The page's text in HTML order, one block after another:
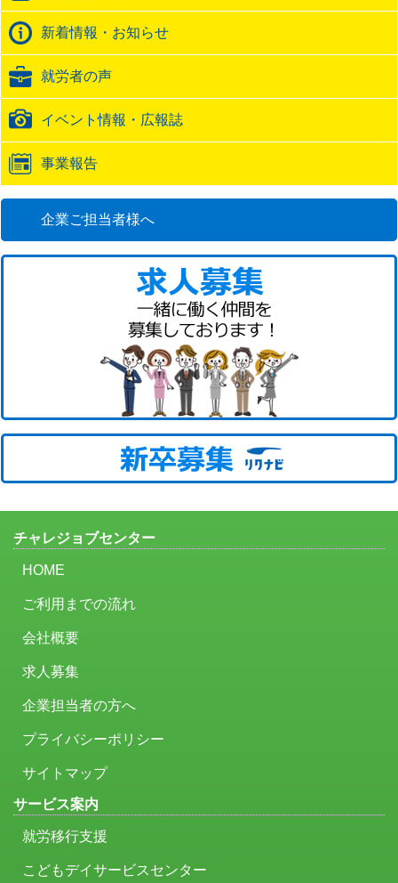
ク
バ
ッ
URL
新着情報・お知らせ
就労者の声
イベント情報・広報誌
事業報告
企業ご担当者様へ
チャレジョブセンター
HOME
ご利用までの流れ
会社概要
求人募集
企業担当者の方へ
プライバシーポリシー
サイトマップ
サービス案内
就労移行支援
こどもデイサービスセンター